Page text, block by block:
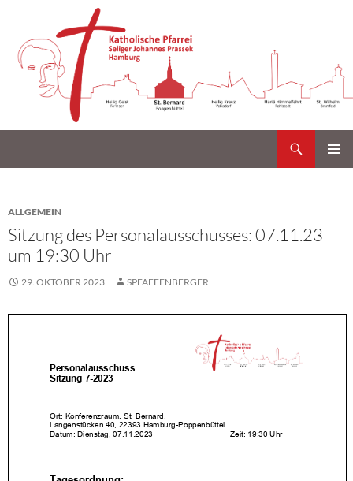
ALLGEMEIN
Sitzung des Personalausschusses: 07.11.23
um 19:30 Uhr
29. OKTOBER 2023 SPFAFFENBERGER